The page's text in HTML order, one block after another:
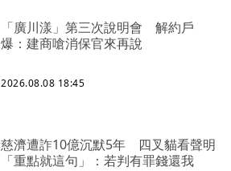
「廣川漾」第三次說明會 解約戶
爆：建商嗆消保官來再說
2026.08.08 18:45
慈濟遭詐10億沉默5年 四叉貓看聲明
「重點就這句」：若判有罪錢還我